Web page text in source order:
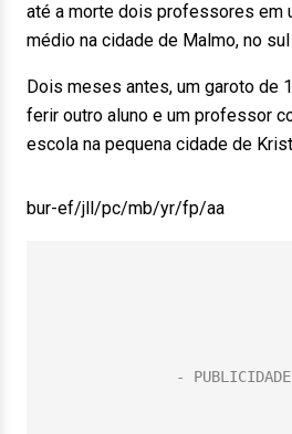
até a morte dois professores em
médio na cidade de Malmo, no
Dois meses antes, um garoto de
ferir outro aluno e um professor
escola na pequena cidade de
bur-ef/jll/pc/mb/yr/fp/aa